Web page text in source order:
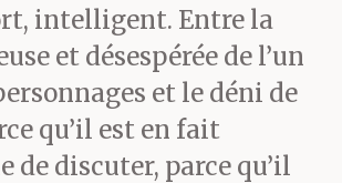
ne
Ils voulaient
le mangas.
en levant les
intelligent. Entre la
et désespérée de l’un
et le déni de
qu’il est en fait
de discuter, parce qu’il